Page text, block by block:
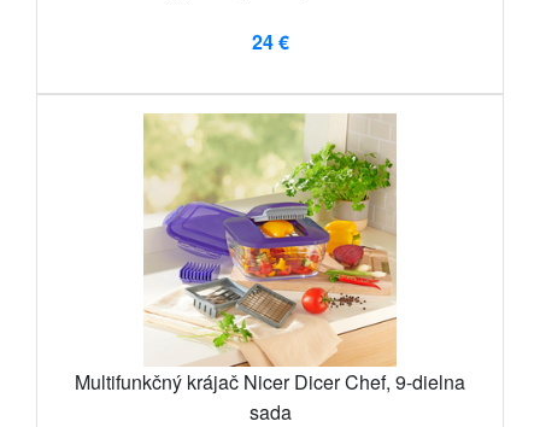
24 €
Multifunkčný krájač Nicer Dicer Chef, 9-dielna
sada